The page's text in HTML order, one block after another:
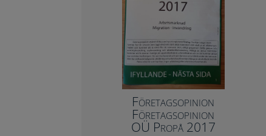
Företagsopinion
Företagsopinion
OÜ Propå 2017